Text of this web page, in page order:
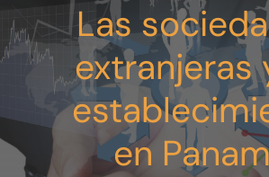
Las
extranjeras
en